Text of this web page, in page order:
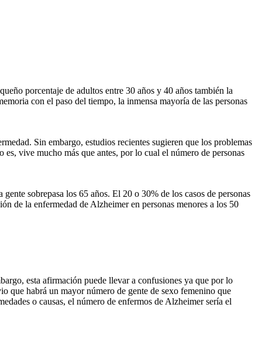
porcentaje de adultos entre 30 años y 40 años también la
con el paso del tiempo, la inmensa mayoría de las personas
Sin embargo, estudios recientes sugieren que los problemas
vive mucho más que antes, por lo cual el número de personas
sobrepasa los 65 años. El 20 o 30% de los casos de personas
de la enfermedad de Alzheimer en personas menores a los 50
esta afirmación puede llevar a confusiones ya que por lo
que habrá un mayor número de gente de sexo femenino que
o causas, el número de enfermos de Alzheimer sería el